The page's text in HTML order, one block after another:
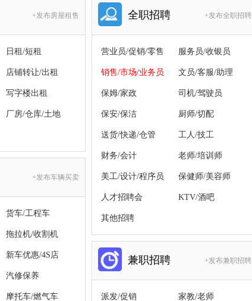
+发布房屋租售
日租/短租
店铺转让/出租
写字楼出租
厂房/仓库/土地
+发布车辆买卖
货车/工程车
拖拉机/收割机
新车优惠/4S店
汽修保养
摩托车/燃气车
全职招聘 +发布全职招聘
营业员/促销/零售 服务员/收银员
销售/市场/业务员 文员/客服/助理
保姆/家政 司机/驾驶员
保安/保洁 厨师/切配
送货/快递/仓管 工人/技工
财务/会计 老师/培训师
美工/设计/程序员 保健师/美容师
人才招聘会 KTV/酒吧
其他招聘
兼职招聘 +发布兼职招聘
派发/促销 家教/老师